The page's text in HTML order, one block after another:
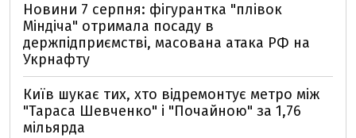
Новини 7 серпня: фігурантка "плівок
Міндіча" отримала посаду в
держпідприємстві, масована атака РФ на
Укрнафту
Київ шукає тих, хто відремонтує метро між
"Тараса Шевченко" і "Почайною" за 1,76
мільярда